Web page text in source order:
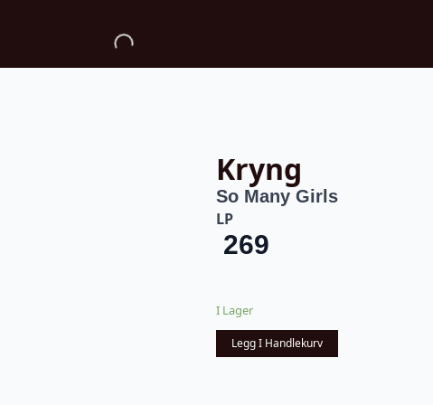
Kryng
So Many Girls
LP
269
I Lager
Legg I Handlekurv